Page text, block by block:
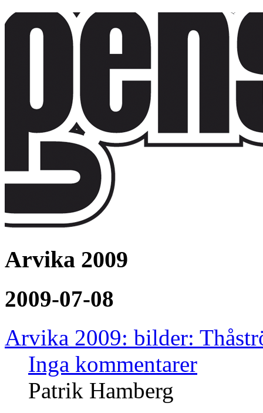
Arvika 2009
2009-07-08
Arvika 2009: bilder:
Inga kommentarer
Patrik Hamberg